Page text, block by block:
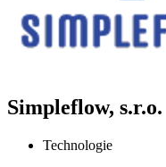
Simpleflow, s.r.o.
Technologie